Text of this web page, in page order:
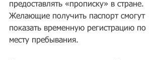
предоставлять «прописку» в стране.
Желающие получить паспорт смогут
показать временную регистрацию по
месту пребывания.